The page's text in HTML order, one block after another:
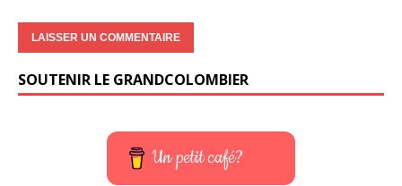
SOUTENIR LE GRANDCOLOMBIER
Un petit café?